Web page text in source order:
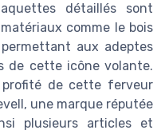
détaillés sont
comme le bois
aux adeptes
de cette icône volante.
de cette ferveur
une marque réputée
plusieurs articles et